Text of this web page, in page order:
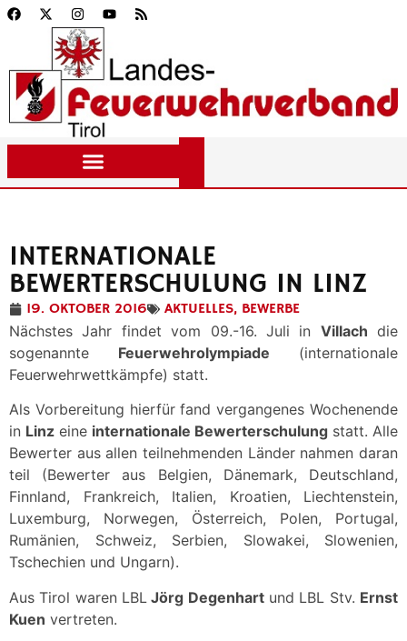
INTERNATIONALE
BEWERTERSCHULUNG IN LINZ
19. OKTOBER 2016 AKTUELLES, BEWERBE
Nächstes Jahr findet vom 09.-16. Juli in Villach die
sogenannte Feuerwehrolympiade (internationale
Feuerwehrwettkämpfe) statt.
Als Vorbereitung hierfür fand vergangenes Wochenende
in Linz eine internationale Bewerterschulungstatt. Alle
Bewerter aus allen teilnehmenden Länder nahmen daran
teil (Bewerter aus Belgien, Dänemark, Deutschland,
Finnland, Frankreich, Italien, Kroatien, Liechtenstein,
Luxemburg, Norwegen, Österreich, Polen, Portugal,
Rumänien, Schweiz, Serbien, Slowakei, Slowenien,
Tschechien und Ungarn).
Aus Tirol waren LBL Jörg Degenhartund LBL Stv. Ernst
Kuen vertreten.